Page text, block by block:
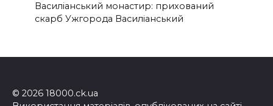
Василіанський монастир: прихований
скарб Ужгорода Василіанський
© 2026 18000.ck.ua